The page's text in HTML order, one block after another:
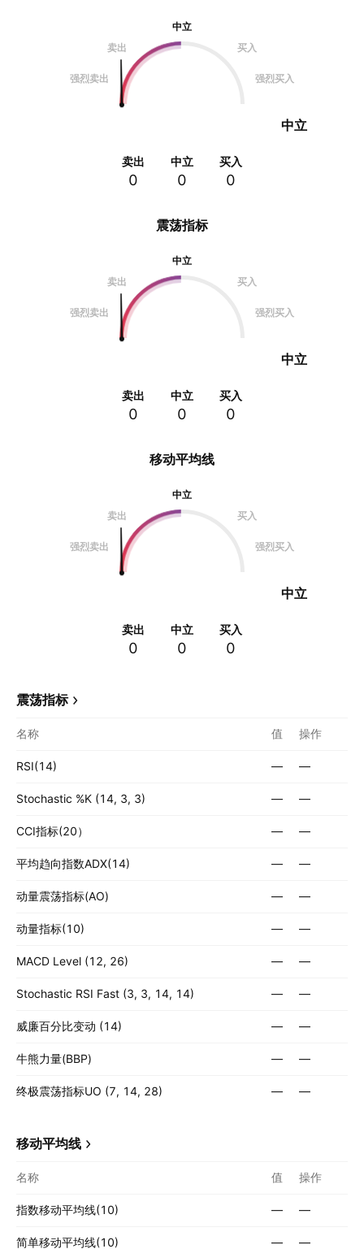
震荡指标
中立
卖出
买入
强烈卖出 强烈买入
中立
卖出
0
中立
0
买入
0
中立
卖出
买入
强烈卖出 强烈买入
中立
卖出
0
中立
0
买入
0
移动平均线
中立
卖出
买入
强烈卖出 强烈买入
中立
卖出
0
中立
0
买入
0
震荡指标
名称 值 操作
RSI(14) — —
Stochastic %K (14, 3, 3) — —
CCI指标(20） — —
平均趋向指数ADX(14) — —
动量震荡指标(AO) — —
动量指标(10) — —
MACD Level (12, 26) — —
Stochastic RSI Fast (3, 3, 14, 14) — —
威廉百分比变动 (14) — —
牛熊力量(BBP) — —
终极震荡指标UO (7, 14, 28) — —
移动平均线
名称 值 操作
指数移动平均线(10) — —
简单移动平均线(10) — —